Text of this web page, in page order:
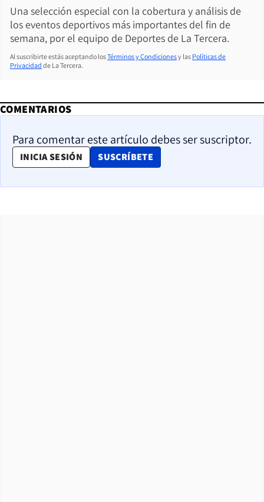
Una selección especial con la cobertura y análisis de
los eventos deportivos más importantes del fin de
semana, por el equipo de Deportes de La Tercera.
Al suscribirte estás aceptando losTérminos y Condicionesy las Políticas de
Privacidad de La Tercera.
COMENTARIOS
Para comentar este artículo debes ser suscriptor.
INICIA SESIÓN SUSCRÍBETE
OPENS IN NEW WINDOW